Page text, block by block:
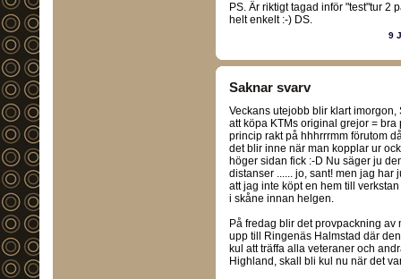
PS. Är riktigt tagad inför "test"tur 2
helt enkelt :-) DS.
9
Saknar svarv
Veckans utejobb blir klart imorgon,
att köpa KTMs original grejor =
princip rakt på hhhrrrmm förutom
det blir inne när man kopplar ur
höger sidan fick :-D Nu säger ju
distanser ...... jo, sant! men jag har
att jag inte köpt en hem till
i skåne innan helgen.
På fredag blir det provpackning
upp till Ringenäs Halmstad där
kul att träffa alla veteraner och
Highland, skall bli kul nu när det